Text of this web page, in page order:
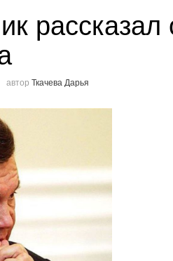
рассказал
автор Ткачева Дарья